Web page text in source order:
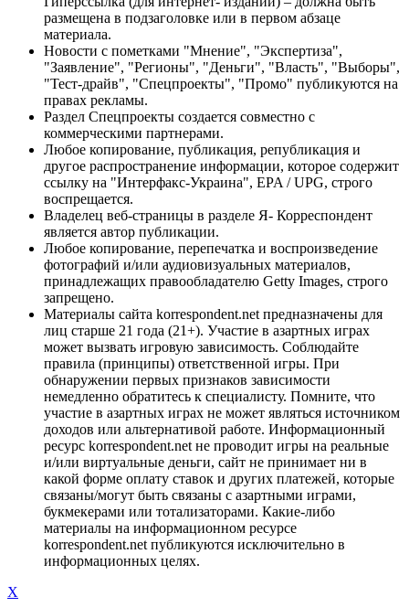
размещена в подзаголовке или в первом абзаце
материала.
Новости с пометками "Мнение", "Экспертиза",
"Заявление", "Регионы", "Деньги", "Власть", "Выборы",
"Тест-драйв", "Спецпроекты", "Промо" публикуются на
правах рекламы.
Раздел Спецпроекты создается совместно с
коммерческими партнерами.
Любое копирование, публикация, републикация и
другое распространение информации, которое содержит
ссылку на "Интерфакс-Украина", EPA / UPG, строго
воспрещается.
Владелец веб-страницы в разделе Я- Корреспондент
является автор публикации.
Любое копирование, перепечатка и воспроизведение
фотографий и/или аудиовизуальных материалов,
принадлежащих правообладателю Getty Images, строго
запрещено.
Материалы сайта korrespondent.net предназначены для
лиц старше 21 года (21+). Участие в азартных играх
может вызвать игровую зависимость. Соблюдайте
правила (принципы) ответственной игры. При
обнаружении первых признаков зависимости
немедленно обратитесь к специалисту. Помните, что
участие в азартных играх не может являться источником
доходов или альтернативой работе. Информационный
ресурс korrespondent.net не проводит игры на реальные
и/или виртуальные деньги, сайт не принимает ни в
какой форме оплату ставок и других платежей, которые
связаны/могут быть связаны с азартными играми,
букмекерами или тотализаторами. Какие-либо
материалы на информационном ресурсе
korrespondent.net публикуются исключительно в
информационных целях.
X